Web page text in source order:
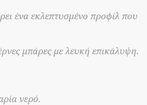
ένα εκλεπτυσμένο προφίλ που
μπάρες με λευκή επικάλυψη.
νερό.